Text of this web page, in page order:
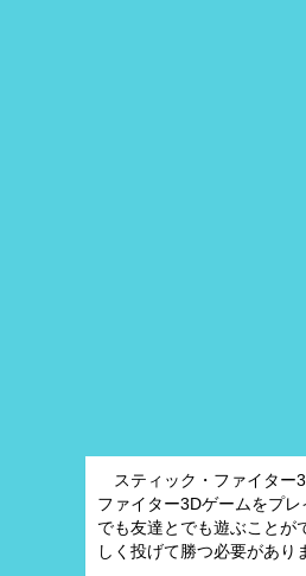
スティック・ファイター
ファイター3Dゲームをプ
でも友達とでも遊ぶことが
しく投げて勝つ必要があり